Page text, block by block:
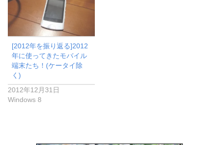
[2012年を振り返る]2012
年に使ってきたモバイル
端末たち！(ケータイ除
く)
2012年12月31日
Windows 8